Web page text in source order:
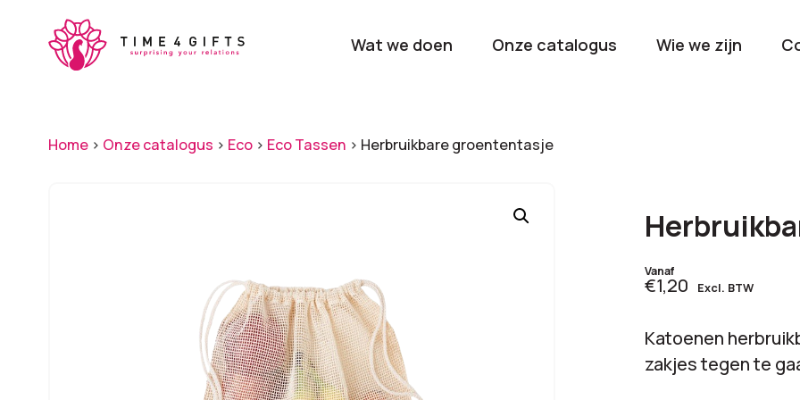
Wat we doen Onze catalogus
Laat je door ons
flessen
tijdens elk
Wie we zijn
Home > Onze catalogus > Eco > Eco Tassen > Herbruikbare groententasje
Vanaf
€1,20 Excl. BTW
Katoenen
zakjes tegen te